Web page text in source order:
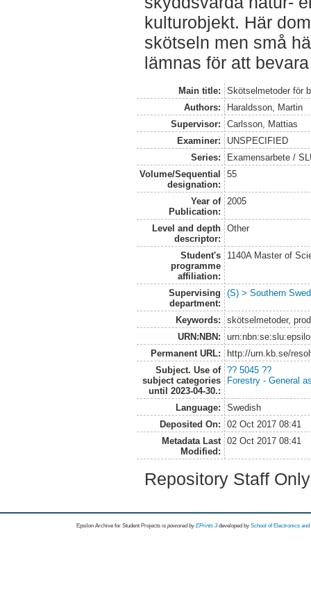
kulturobjekt. Här
skötseln men små
lämnas för att
Main title:
Skötselmetoder för
Authors:
Haraldsson, Martin
Supervisor:
Carlsson, Mattias
Examiner:
UNSPECIFIED
Series:
Examensarbete /
Volume/Sequential
designation:
55
Year of
Publication:
2005
Level and depth
descriptor:
Other
Student's
programme
affiliation:
1140A Master of
Supervising
department:
(S) > Southern
Keywords:
skötselmetoder,
URN:NBN:
Permanent URL:
http://urn.kb.se/
Subject. Use of
subject categories
until 2023-04-30.:
?? 5045 ??
Forestry - General
Language:
Swedish
Deposited On:
02 Oct 2017 08:41
Metadata Last
Modified:
02 Oct 2017 08:41
Repository Staff
Epsilon Archive for Student Projects is powored byEPrints 3 developed by School of Electronics